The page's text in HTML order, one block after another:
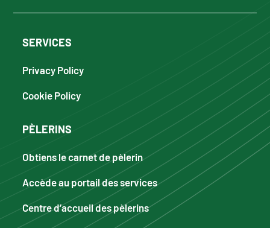
SERVICES
Privacy Policy
Cookie Policy
PÈLERINS
Obtiens le carnet de pèlerin
Accède au portail des services
Centre d’accueil des pèlerins